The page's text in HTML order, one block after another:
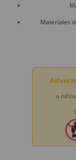
Materiales
a